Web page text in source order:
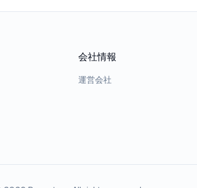
会社情報
運営会社